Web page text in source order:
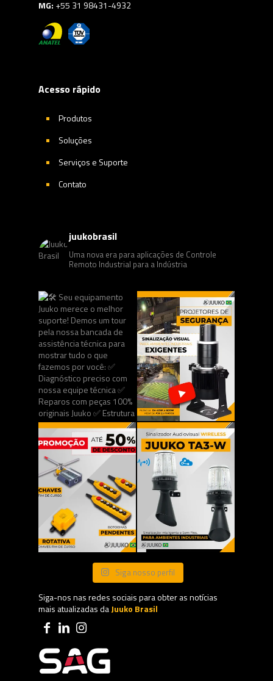
MG: +55 31 98431-4932
Acesso rápido
Produtos
Soluções
Serviços e Suporte
Contato
juukobrasil
Uma nova era para aplicações de Controle
Remoto Industrial para a Indústria
Siga nosso perfil
Siga-nos nas redes sociais para obter as notícias
mais atualizadas daJuuko Brasil